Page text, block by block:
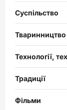
Суспільство
Тваринництво
Технології,
Традиції
Фільми